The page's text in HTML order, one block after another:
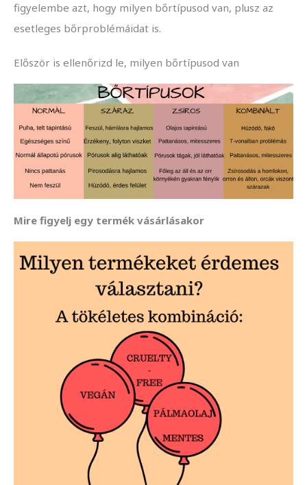
figyelembe azt, hogy milyen bőrtípusod van, plusz az
esetleges bőrproblémáidat is.
Először is ellenőrizd le, milyen bőrtípusod van
Mire figyelj egy termék vásárlásakor